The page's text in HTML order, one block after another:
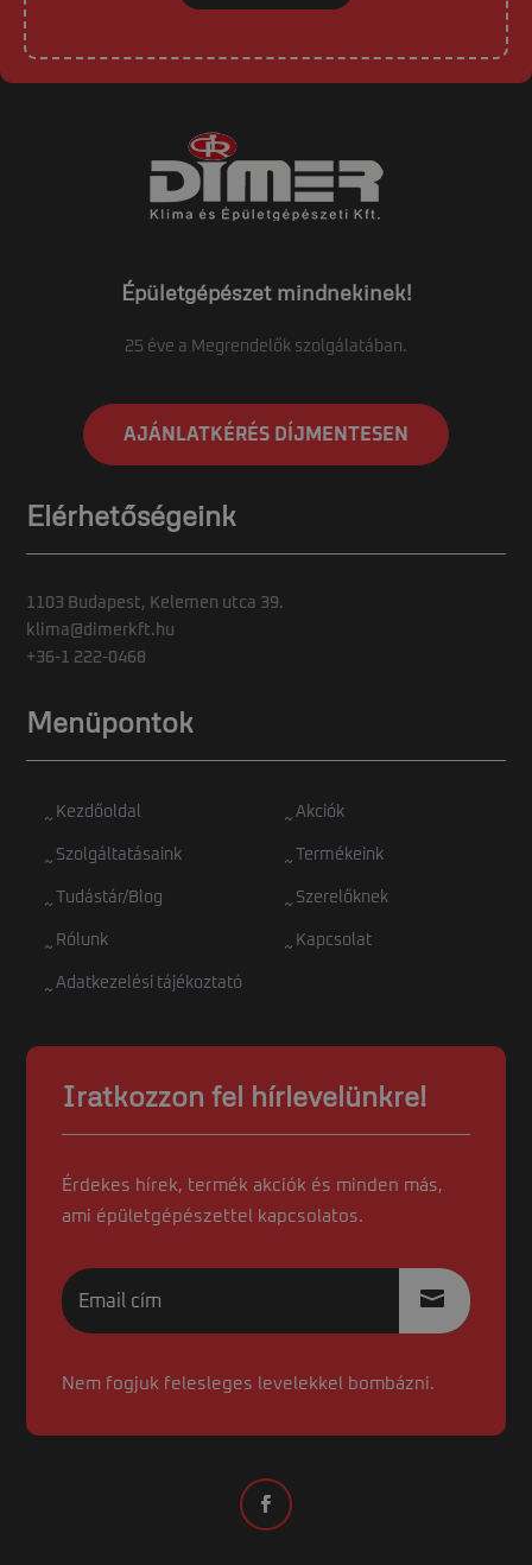
Épületgépészet mindnekinek!
25 éve a Megrendelők szolgálatában.
AJÁNLATKÉRÉS DÍJMENTESEN
Elérhetőségeink
1103 Budapest, Kelemen utca 39.
klima@dimerkft.hu
+36-1 222-0468
Menüpontok
Kezdőoldal Akciók
Szolgáltatásaink Termékeink
Tudástár/Blog Szerelőknek
Rólunk Kapcsolat
Adatkezelési tájékoztató
Iratkozzon fel hírlevelünkre!
Érdekes hírek, termék akciók és minden más,
ami épületgépészettel kapcsolatos.
Nem fogjuk felesleges levelekkel bombázni.